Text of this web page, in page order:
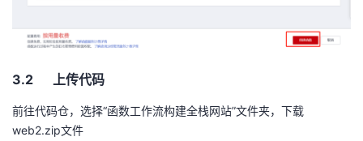
3.2 上传代码
前往代码仓，选择“函数工作流构建全栈网站”文件夹，下载
web2.zip文件